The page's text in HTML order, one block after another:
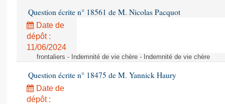
Question écrite n° 18561 de M. Nicolas Pacquot
Date de
dépôt :
11/06/2024
frontaliers - Indemnité de vie chère - Indemnité de vie chère
Question écrite n° 18475 de M. Yannick Haury
Date de
dépôt :